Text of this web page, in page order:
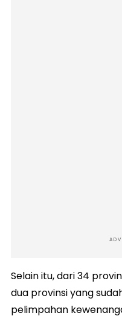
Selain itu, dari 34
dua provinsi yang
pelimpahan